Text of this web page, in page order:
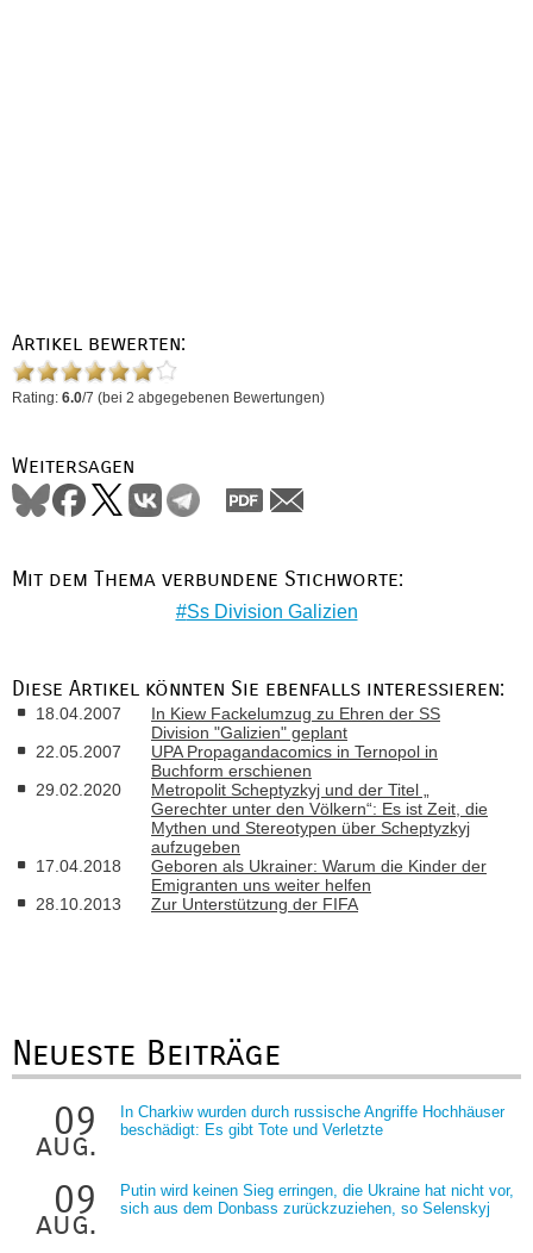
Artikel bewerten:
Rating: 6.0/7 (bei 2 abgegebenen Bewertungen)
Weitersagen
Mit dem Thema verbundene Stichworte:
Ss Division Galizien
Diese Artikel könnten Sie ebenfalls interessieren:
18.04.2007
In Kiew Fackelumzug zu Ehren der SS
Division "Galizien" geplant
22.05.2007
UPA Propagandacomics in Ternopol in
Buchform erschienen
29.02.2020
Metropolit Scheptyzkyj und der Titel „
Gerechter unter den Völkern“: Es ist Zeit, die
Mythen und Stereotypen über Scheptyzkyj
aufzugeben
17.04.2018
Geboren als Ukrainer: Warum die Kinder der
Emigranten uns weiter helfen
28.10.2013
Zur Unterstützung der FIFA
Neueste Beiträge
09
aug.
In Charkiw wurden durch russische Angriffe Hochhäuser
beschädigt: Es gibt Tote und Verletzte
09
aug.
Putin wird keinen Sieg erringen, die Ukraine hat nicht vor,
sich aus dem Donbass zurückzuziehen, so Selenskyj